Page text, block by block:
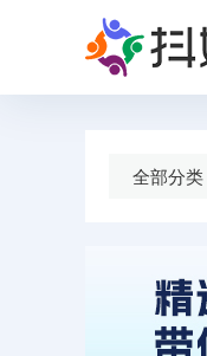
全部分类